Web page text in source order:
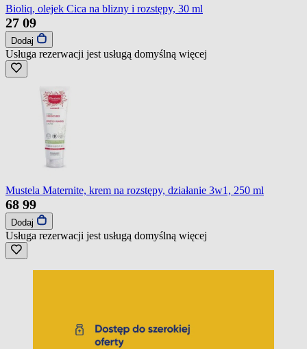
Bioliq, olejek Cica na blizny i rozstępy, 30 ml
27 09
Dodaj
Usługa rezerwacji jest usługą domyślną więcej
Mustela Maternite, krem na rozstępy, działanie 3w1, 250 ml
68 99
Dodaj
Usługa rezerwacji jest usługą domyślną więcej